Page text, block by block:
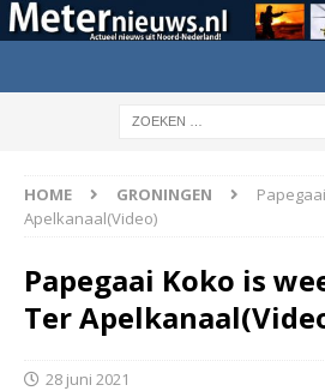
HOME GRONINGEN
Apelkanaal(Video)
Papegaai Koko is
Ter
28 juni 2021